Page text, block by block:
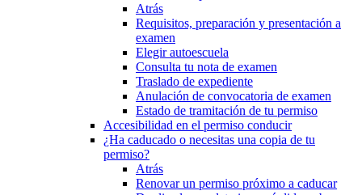
Atrás
Requisitos, preparación y presentación a
examen
Elegir autoescuela
Consulta tu nota de examen
Traslado de expediente
Anulación de convocatoria de examen
Estado de tramitación de tu permiso
Accesibilidad en el permiso conducir
¿Ha caducado o necesitas una copia de tu
permiso?
Atrás
Renovar un permiso próximo a caducar